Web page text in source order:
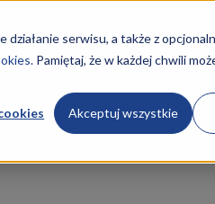
serwisu, a także z
Pamiętaj, że w każdej chwili
Akceptuj wszystkie
KURSY O NAS